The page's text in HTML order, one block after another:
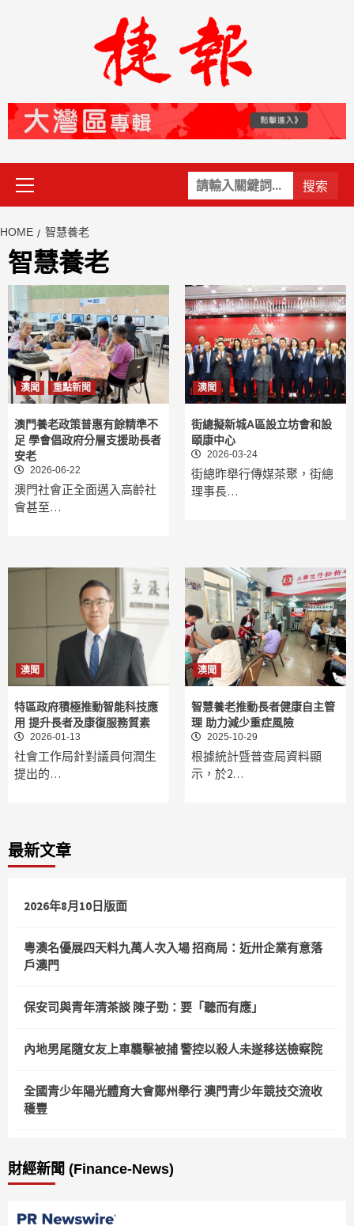
關
鍵
Primary
Menu
HOME 智慧養老
智慧養老
澳聞 重點新聞
澳門養老政策普惠有餘精準不
足 學會倡政府分層支援助長者
安老
2026-06-22
澳門社會正全面邁入高齡社
會甚至…
澳聞
街總擬新城A區設立坊會和設
頤康中心
2026-03-24
街總昨舉行傳媒茶聚，街總
理事長…
澳聞
特區政府積極推動智能科技應
用 提升長者及康復服務質素
2026-01-13
社會工作局針對議員何潤生
提出的…
澳聞
智慧養老推動長者健康自主管
理 助力減少重症風險
2025-10-29
根據統計暨普查局資料顯
示，於2…
最新文章
2026年8月10日版面
粵澳名優展四天料九萬人次入場 招商局：近卅企業有意落
戶澳門
保安司與青年清茶談 陳子勁：要「聽而有應」
內地男尾隨女友上車襲擊被捕 警控以殺人未遂移送檢察院
全國青少年陽光體育大會鄭州舉行 澳門青少年競技交流收
穫豐
財經新聞 (Finance-News)